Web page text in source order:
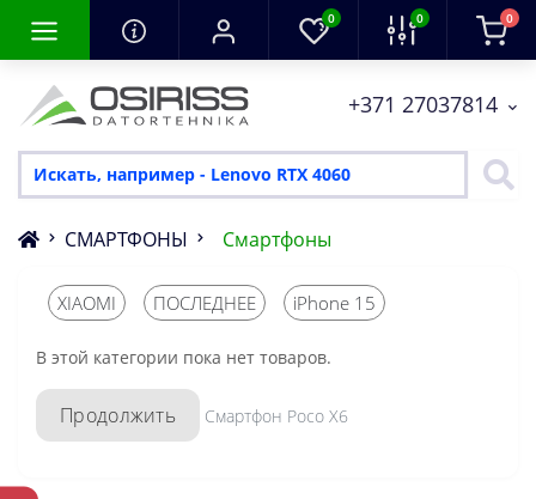
0 0 0
+371 27037814
СМАРТФОНЫ Смартфоны
XIAOMI ПОСЛЕДНЕЕ iPhone 15
В этой категории пока нет товаров.
Продолжить Смартфон Poco X6